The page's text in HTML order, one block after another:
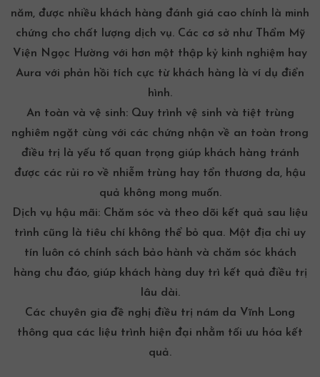
năm, được nhiều khách hàng đánh giá cao chính là minh
chứng cho chất lượng dịch vụ. Các cơ sở như Thẩm Mỹ
Viện Ngọc Hường với hơn một thập kỷ kinh nghiệm hay
Aura với phản hồi tích cực từ khách hàng là ví dụ điển
hình.
An toàn và vệ sinh:Quy trình vệ sinh và tiệt trùng
nghiêm ngặt cùng với các chứng nhận về an toàn trong
điều trị là yếu tố quan trọng giúp khách hàng tránh
được các rủi ro về nhiễm trùng hay tổn thương da, hậu
quả không mong muốn.
Dịch vụ hậu mãi: Chăm sóc và theo dõi kết quả sau liệu
trình cũng là tiêu chí không thể bỏ qua. Một địa chỉ uy
tín luôn có chính sách bảo hành và chăm sóc khách
hàng chu đáo, giúp khách hàng duy trì kết quả điều trị
lâu dài.
Các chuyên gia đề nghị điều trị nám da Vĩnh Long
thông qua các liệu trình hiện đại nhằm tối ưu hóa kết
quả.